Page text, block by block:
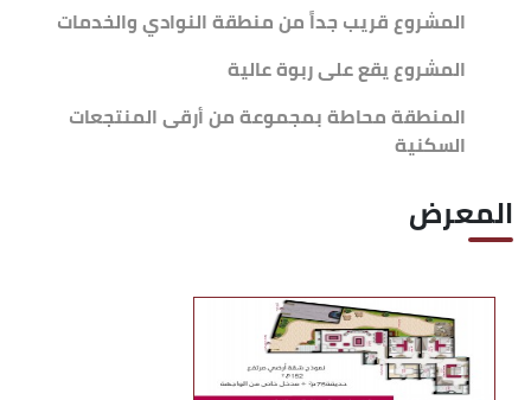
المشروع قريب جداً من منطقة النوادي والخدمات
المشروع يقع على ربوة عالية
المنطقة محاطة بمجموعة من أرقى المنتجعات
السكنية
المعرض